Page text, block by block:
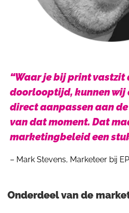
“Waar je bij print vastzit
doorlooptijd, kunnen wij
direct aanpassen aan
van dat moment. Dat
marketingbeleid een
– Mark Stevens, Marketeer bij
Onderdeel van de